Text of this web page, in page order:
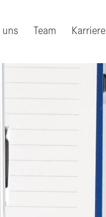
uns Team Karriere